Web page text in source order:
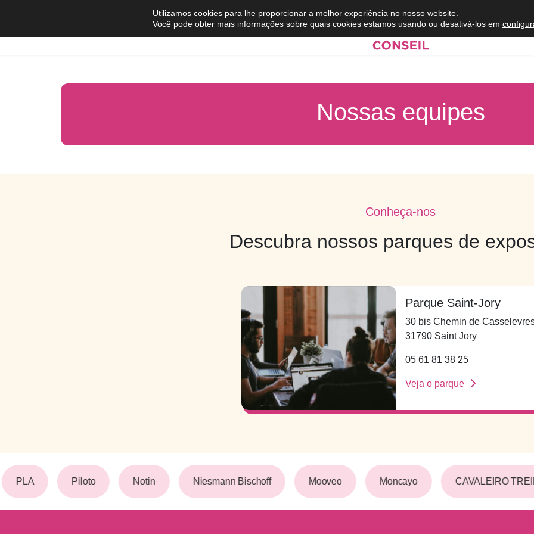
Vender
Nossas equipes
Conheça-nos
Descubra nossos parques de
Parque Saint-Jory
30 bis Chemin de
31790 Saint Jory
05 61 81 38 25
Veja o parque
PLA Piloto Notin Niesmann Bischoff Mooveo Moncayo CAVALEIRO
Utilizamos cookies para lhe proporcionar a melhor experiência no nosso website.
Você pode obter mais informações sobre quais cookies estamos usando ou desativá-los em